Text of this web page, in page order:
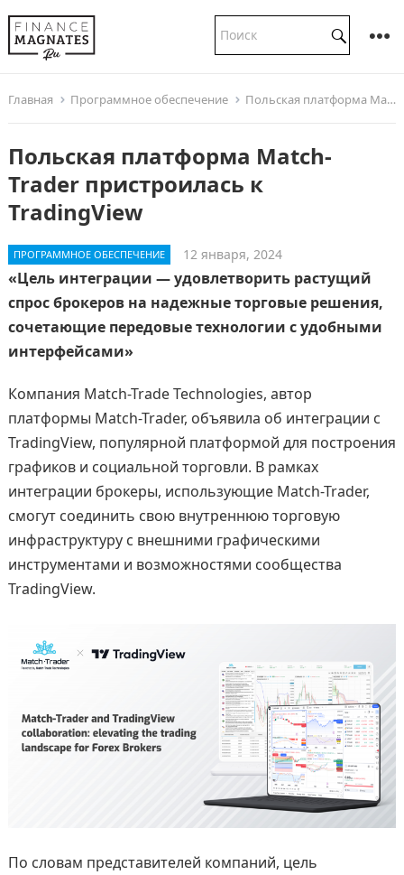
Главная Программное обеспечение Польская платформа Match-Trader пристроилась к TradingView
Польская платформа Match-
Trader пристроилась к
TradingView
ПРОГРАММНОЕ ОБЕСПЕЧЕНИЕ 12 января, 2024
«Цель интеграции — удовлетворить растущий
спрос брокеров на надежные торговые решения,
сочетающие передовые технологии с удобными
интерфейсами»
Компания Match-Trade Technologies, автор
платформы Match-Trader, объявила об интеграции с
TradingView, популярной платформой для построения
графиков и социальной торговли. В рамках
интеграции брокеры, использующие Match-Trader,
смогут соединить свою внутреннюю торговую
инфраструктуру с внешними графическими
инструментами и возможностями сообщества
TradingView.
По словам представителей компаний, цель